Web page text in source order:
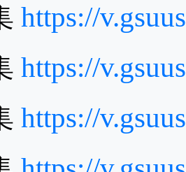
https://
https://
https://